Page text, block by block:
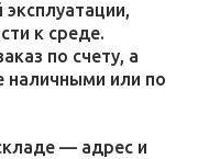
к среде.
по счету, а
наличными или по
— адрес и